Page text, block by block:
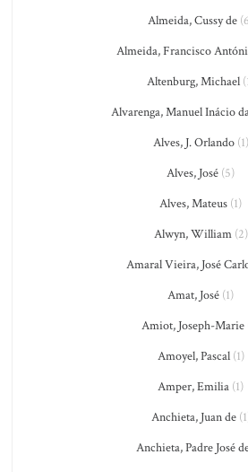
Almeida, Cussy de
Almeida, Francisco
Altenburg, Michael
Alvarenga, Manuel Inácio
Alves, J. Orlando(1)
Alves, José (5)
Alves, Mateus (1)
Alwyn, William(2)
Amaral Vieira, José
Amat, José (1)
Amiot, Joseph-Marie
Amoyel, Pascal(1)
Amper, Emilia (1)
Anchieta, Juan de
Anchieta, Padre José